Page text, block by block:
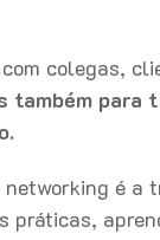
colegas,
também
é a